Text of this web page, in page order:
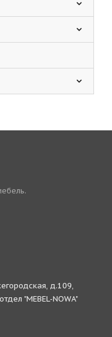
д.109,
"MEBEL-NOWA"